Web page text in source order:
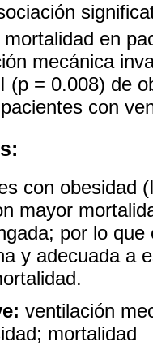
en
mecánica
(p = 0.008) de
con
con obesidad
mayor
por lo
y adecuada a
ventilación
mortalidad